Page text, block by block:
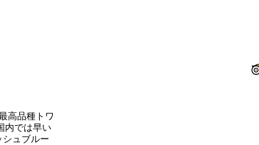
高品種トワ
内では早い
シュブルー